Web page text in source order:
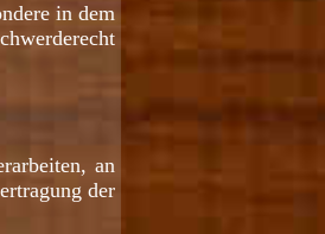
in dem
an
der